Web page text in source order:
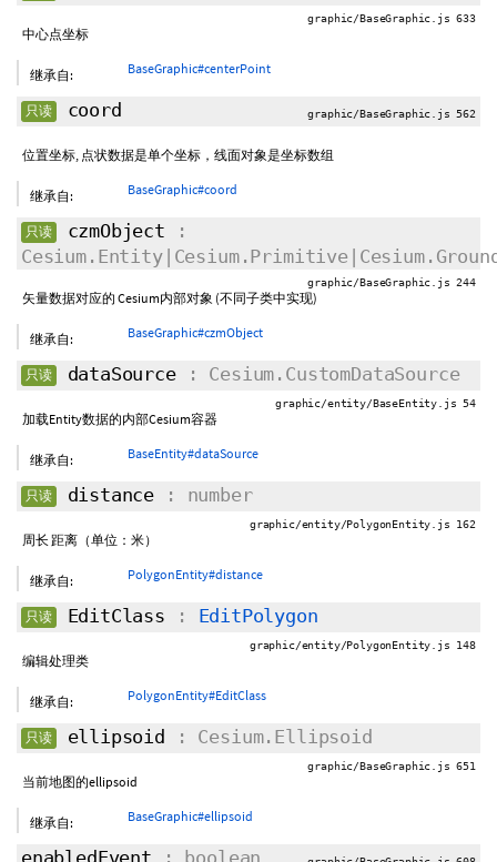
graphic/BaseGraphic.js 633
中心点坐标
继承自: BaseGraphic#centerPoint
只读 coord graphic/BaseGraphic.js 562
位置坐标, 点状数据是单个坐标，线面对象是坐标数组
继承自: BaseGraphic#coord
只读 czmObject :
graphic/BaseGraphic.js 244
矢量数据对应的 Cesium内部对象 (不同子类中实现)
继承自: BaseGraphic#czmObject
只读 dataSource: Cesium.CustomDataSource
graphic/entity/BaseEntity.js 54
加载Entity数据的内部Cesium容器
继承自: BaseEntity#dataSource
只读 distance : number
graphic/entity/PolygonEntity.js 162
周长 距离（单位：米）
继承自: PolygonEntity#distance
只读 EditClass : EditPolygon
graphic/entity/PolygonEntity.js 148
编辑处理类
继承自: PolygonEntity#EditClass
只读 ellipsoid : Cesium.Ellipsoid
graphic/BaseGraphic.js 651
当前地图的ellipsoid
继承自: BaseGraphic#ellipsoid
enabledEvent : boolean